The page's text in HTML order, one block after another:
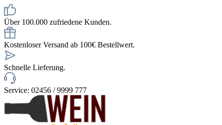
Über 100.000 zufriedene Kunden.
Kostenloser Versand ab 100€ Bestellwert.
Schnelle Lieferung.
Service: 02456 / 9999 777